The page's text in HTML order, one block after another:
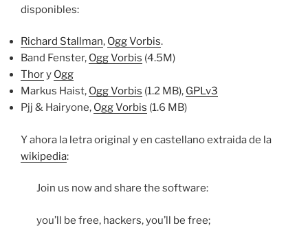
disponibles:
Richard Stallman, Ogg Vorbis.
Band Fenster, Ogg Vorbis (4.5M)
Thory Ogg
Markus Haist, Ogg Vorbis (1.2 MB), GPLv3
Pjj & Hairyone, Ogg Vorbis (1.6 MB)
Y ahora la letra original y en castellano extraida de la
wikipedia:
Join us now and share the software:
you’ll be free, hackers, you’ll be free;